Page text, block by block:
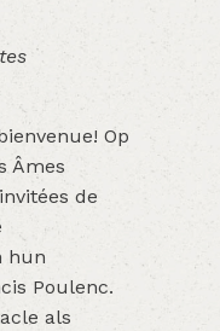
Op
Âmes
de
hun
Poulenc.
als